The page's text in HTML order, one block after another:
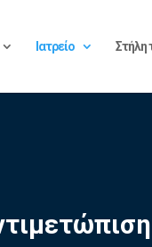
Ιατρείο Στήλη